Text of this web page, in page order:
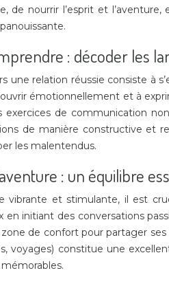
de nourrir l’esprit et
: décoder les
une relation réussie consiste à
émotionnellement et à
exercices de communication
de manière constructive et
les malentendus.
: un équilibre
vibrante et stimulante, il est
initiant des conversations
de confort pour partager
voyages) constitue une